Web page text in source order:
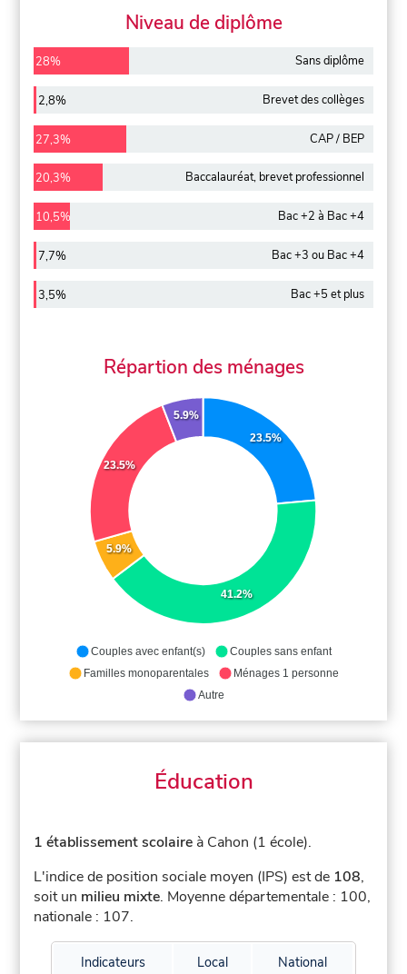
Niveau de diplôme
28% Sans diplôme
2,8% Brevet des collèges
27,3% CAP / BEP
20,3% Baccalauréat, brevet professionnel
10,5% Bac +2 à Bac +4
7,7% Bac +3 ou Bac +4
3,5% Bac +5 et plus
Répartion des ménages
23.5%
41.2%
5.9%
23.5%
5.9%
Couples avec enfant(s)
Couples sans enfant
Familles monoparentales
Ménages 1 personne
Autre
Éducation
1 établissement scolaire à Cahon (1 école).
L'indice de position sociale moyen (IPS) est de 108,
soit un milieu mixte. Moyenne départementale : 100,
nationale : 107.
Indicateurs Local National